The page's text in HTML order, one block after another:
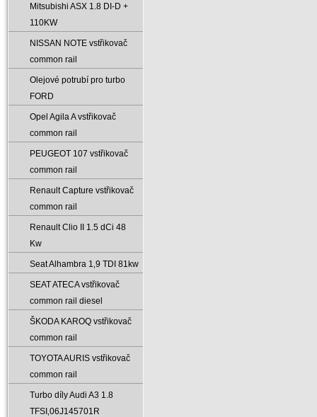
Mitsubishi ASX 1.8 DI-D +
110KW
NISSAN NOTE vstřikovač
common rail
Olejové potrubí pro turbo
FORD
Opel Agila A vstřikovač
common rail
PEUGEOT 107 vstřikovač
common rail
Renault Capture vstřikovač
common rail
Renault Clio II 1.5 dCi 48
Kw
Seat Alhambra 1‚9 TDI 81kw
SEAT ATECA vstřikovač
common rail diesel
ŠKODA KAROQ vstřikovač
common rail
TOYOTA AURIS vstřikovač
common rail
Turbo díly Audi A3 1.8
TFSI‚06J145701R